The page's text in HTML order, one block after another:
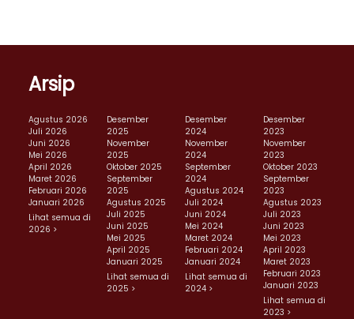
Arsip
Agustus 2026
Juli 2026
Juni 2026
Mei 2026
April 2026
Maret 2026
Februari 2026
Januari 2026
Lihat semua di
2026 >
Desember
2025
November
2025
Oktober 2025
September
2025
Agustus 2025
Juli 2025
Juni 2025
Mei 2025
April 2025
Januari 2025
Lihat semua di
2025 >
Desember
2024
November
2024
September
2024
Agustus 2024
Juli 2024
Juni 2024
Mei 2024
Maret 2024
Februari 2024
Januari 2024
Lihat semua di
2024 >
Desember
2023
November
2023
Oktober 2023
September
2023
Agustus 2023
Juli 2023
Juni 2023
Mei 2023
April 2023
Maret 2023
Februari 2023
Januari 2023
Lihat semua di
2023 >